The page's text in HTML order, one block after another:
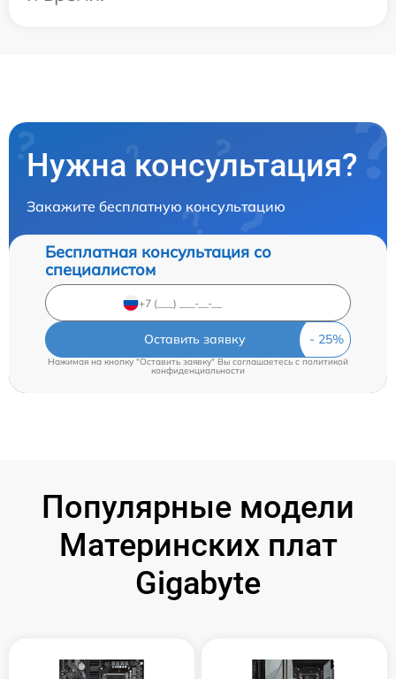
Нужна консультация?
Закажите бесплатную консультацию
Бесплатная консультация со
специалистом
Оставить заявку
Нажимая на кнопку "Оставить заявку" Вы соглашаетесь cполитикой
конфиденциальности
Популярные модели
Материнских плат
Gigabyte